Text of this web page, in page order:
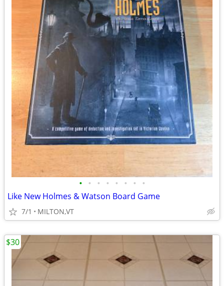
• • • • • • • •
Like New Holmes & Watson Board Game
7/1 MILTON,VT
$30